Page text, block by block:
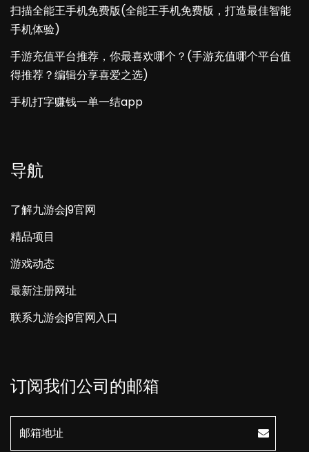
扫描全能王手机免费版(全能王手机免费版，打造最佳智能
手机体验)
手游充值平台推荐，你最喜欢哪个？(手游充值哪个平台值
得推荐？编辑分享喜爱之选)
手机打字赚钱一单一结app
导航
了解九游会j9官网
精品项目
游戏动态
最新注册网址
联系九游会j9官网入口
订阅我们公司的邮箱